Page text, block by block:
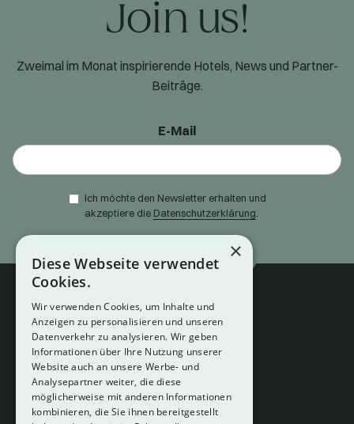
Join us!
Zweimal im Monat inspirierende Hotels, News und Partner-
Beiträge.
E-Mail
Ich möchte den Newsletter erhalten und
akzeptiere die Datenschutzerklärung
About
Hotelberatung
×
Diese Webseite verwendet
Cookies.
Wir verwenden Cookies, um Inhalte und
Anzeigen zu personalisieren und unseren
Datenverkehr zu analysieren. Wir geben
Informationen über Ihre Nutzung unserer
Website auch an unsere Werbe- und
Analysepartner weiter, die diese
möglicherweise mit anderen Informationen
kombinieren, die Sie ihnen bereitgestellt